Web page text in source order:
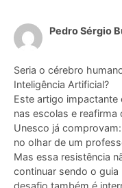
Pedro Sérgio
Seria o cérebro
Inteligência Artificial?
Este artigo
nas escolas e reafirma
Unesco já
no olhar de um
Mas essa resistência
continuar sendo o
desafio também é